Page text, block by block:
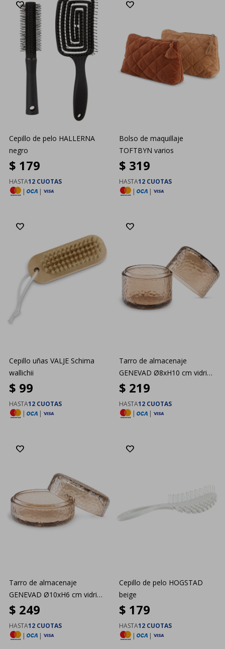
Cepillo de pelo HALLERNA
negro
$ 179
HASTA12 CUOTAS
|
|
Bolso de maquillaje
TOFTBYN varios
$ 319
HASTA12 CUOTAS
|
|
Cepillo uñas VALJE Schima
wallichii
$ 99
HASTA12 CUOTAS
|
|
Tarro de almacenaje
GENEVAD Ø8xH10 cm vidrio
marró
$ 219
HASTA12 CUOTAS
|
|
Tarro de almacenaje
GENEVAD Ø10xH6 cm vidrio
marrón
$ 249
HASTA12 CUOTAS
|
|
Cepillo de pelo HOGSTAD
beige
$ 179
HASTA12 CUOTAS
|
|